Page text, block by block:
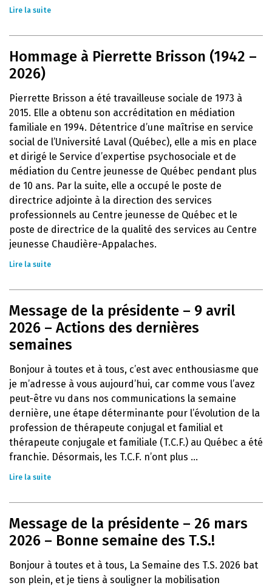
Lire la suite
Hommage à Pierrette Brisson (1942 –
2026)
Pierrette Brisson a été travailleuse sociale de 1973 à
2015. Elle a obtenu son accréditation en médiation
familiale en 1994. Détentrice d’une maîtrise en service
social de l’Université Laval (Québec), elle a mis en place
et dirigé le Service d’expertise psychosociale et de
médiation du Centre jeunesse de Québec pendant plus
de 10 ans. Par la suite, elle a occupé le poste de
directrice adjointe à la direction des services
professionnels au Centre jeunesse de Québec et le
poste de directrice de la qualité des services au Centre
jeunesse Chaudière-Appalaches.
Lire la suite
Message de la présidente – 9 avril
2026 – Actions des dernières
semaines
Bonjour à toutes et à tous, c’est avec enthousiasme que
je m’adresse à vous aujourd’hui, car comme vous l’avez
peut-être vu dans nos communications la semaine
dernière, une étape déterminante pour l’évolution de la
profession de thérapeute conjugal et familial et
thérapeute conjugale et familiale (T.C.F.) au Québec a été
franchie. Désormais, les T.C.F. n’ont plus ...
Lire la suite
Message de la présidente – 26 mars
2026 – Bonne semaine des T.S.!
Bonjour à toutes et à tous, La Semaine des T.S. 2026 bat
son plein, et je tiens à souligner la mobilisation